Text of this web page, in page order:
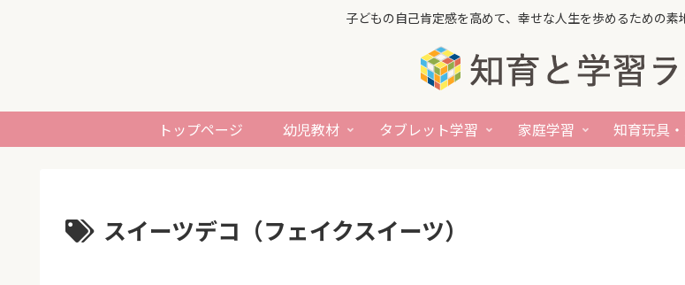
子どもの自己肯定感を高めて、幸せな人生を歩めるための素
トップページ 幼児教材 タブレット学習 家庭学習 知育玩具
スイーツデコ（フェイクスイーツ）